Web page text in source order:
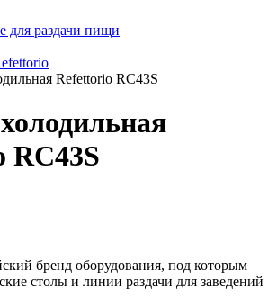
для раздачи пищи
Refettorio RС43S
RС43S
бренд оборудования, под которым
столы и линии раздачи для заведений